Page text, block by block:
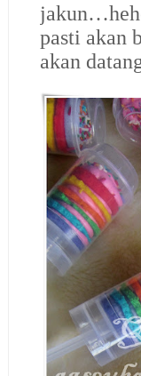
pasti akan
akan